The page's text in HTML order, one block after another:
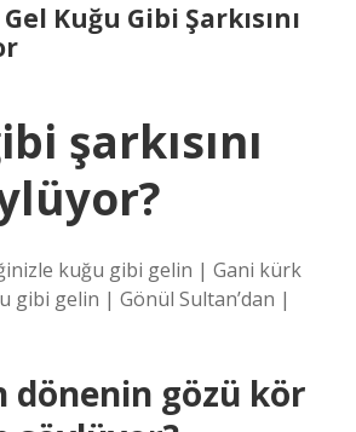
Kuğu Gibi Şarkısını
şarkısını
kuğu gibi gelin | Gani kürk
gibi gelin | Gönül Sultan’dan |
dönenin gözü kör